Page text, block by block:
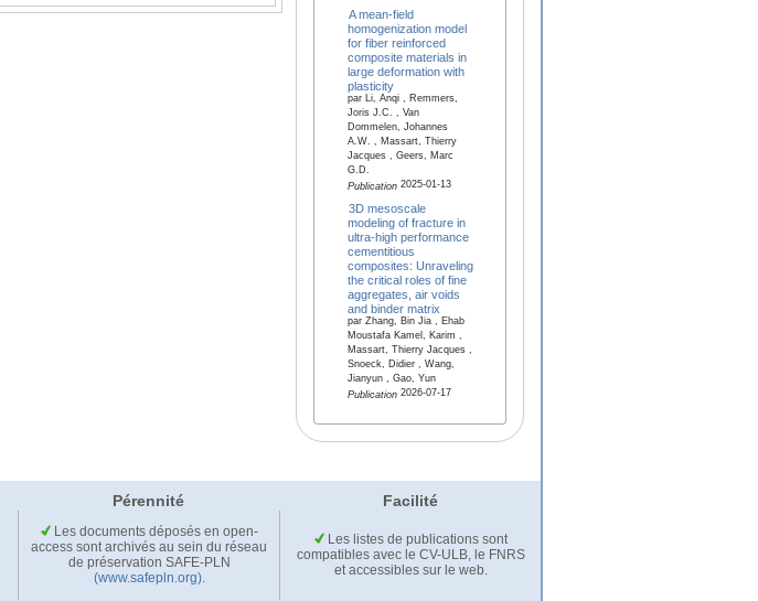
A mean-field
homogenization model
for fiber reinforced
composite materials in
large deformation with
plasticity
par Li, Anqi , Remmers,
Joris J.C. , Van
Dommelen, Johannes
A.W. , Massart, Thierry
Jacques , Geers, Marc
G.D.
Publication2025-01-13
3D mesoscale
modeling of fracture in
ultra-high performance
cementitious
composites: Unraveling
the critical roles of fine
aggregates, air voids
and binder matrix
par Zhang, Bin Jia , Ehab
Moustafa Kamel, Karim ,
Massart, Thierry Jacques ,
Snoeck, Didier , Wang,
Jianyun , Gao, Yun
Publication2026-07-17
Pérennité Facilité
Les documents déposés en open-
access sont archivés au sein du réseau
de préservation SAFE-PLN
(www.safepln.org).
Les listes de publications sont
compatibles avec le CV-ULB, le FNRS
et accessibles sur le web.